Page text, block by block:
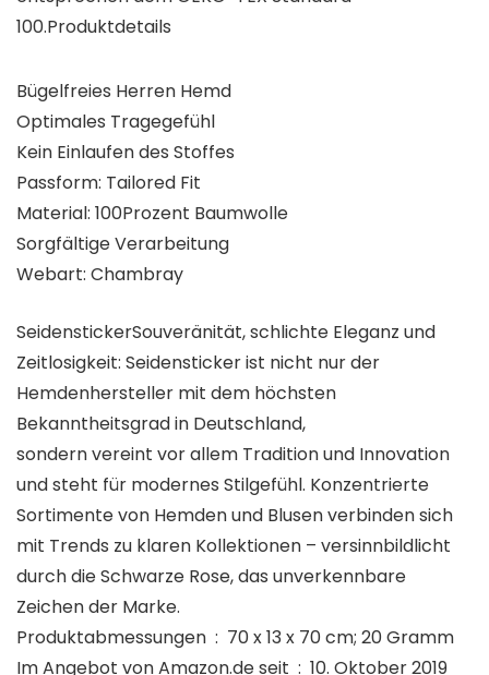
100.Produktdetails
Bügelfreies Herren Hemd
Optimales Tragegefühl
Kein Einlaufen des Stoffes
Passform: Tailored Fit
Material: 100Prozent Baumwolle
Sorgfältige Verarbeitung
Webart: Chambray
SeidenstickerSouveränität, schlichte Eleganz und
Zeitlosigkeit: Seidensticker ist nicht nur der
Hemdenhersteller mit dem höchsten
Bekanntheitsgrad in Deutschland,
sondern vereint vor allem Tradition und Innovation
und steht für modernes Stilgefühl. Konzentrierte
Sortimente von Hemden und Blusen verbinden sich
mit Trends zu klaren Kollektionen – versinnbildlicht
durch die Schwarze Rose, das unverkennbare
Zeichen der Marke.
Produktabmessungen ‏ : ‎ 70 x 13 x 70 cm; 20 Gramm
Im Angebot von Amazon.de seit ‏ : ‎ 10. Oktober 2019